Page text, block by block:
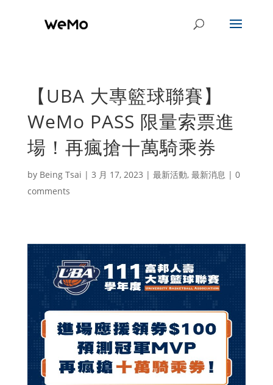
【UBA 大專籃球聯賽】
WeMo PASS 限量索票進
場！再瘋搶十萬騎乘券
by Being Tsai | 3 月 17, 2023 | 最新活動, 最新消息 | 0
comments